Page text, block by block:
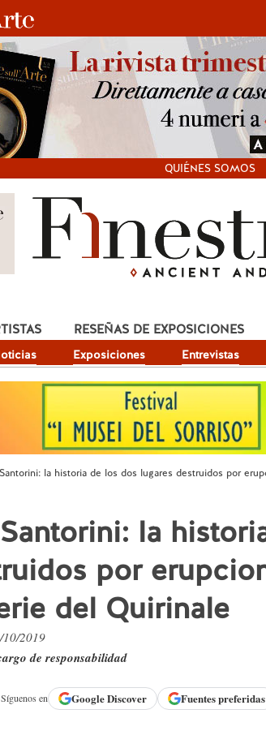
QUIÉNES SOMOS
Exposiciones Entrevistas
RESEÑAS DE EXPOSICIONES
la historia de los dos lugares destruidos por
la
por
del Quirinale
2019
de responsabilidad
Síguenos en GoogleDiscover Fuentes preferidas